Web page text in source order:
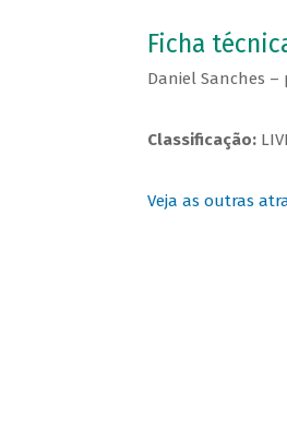
Ficha
Daniel Sanches –
Classificação:
Veja as outras